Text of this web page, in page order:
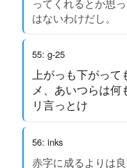
ってくれるとか思
はないわけだし。
55: g-25
上がっも下がって
メ、あいつらは何
リ言っとけ
56: inks
赤字に成るよりは